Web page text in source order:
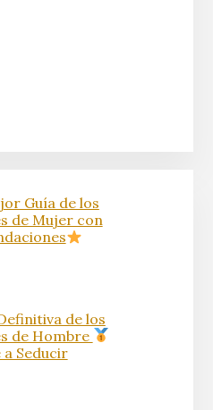
Guía de los
de Mujer con
de los
de Hombre
Seducir